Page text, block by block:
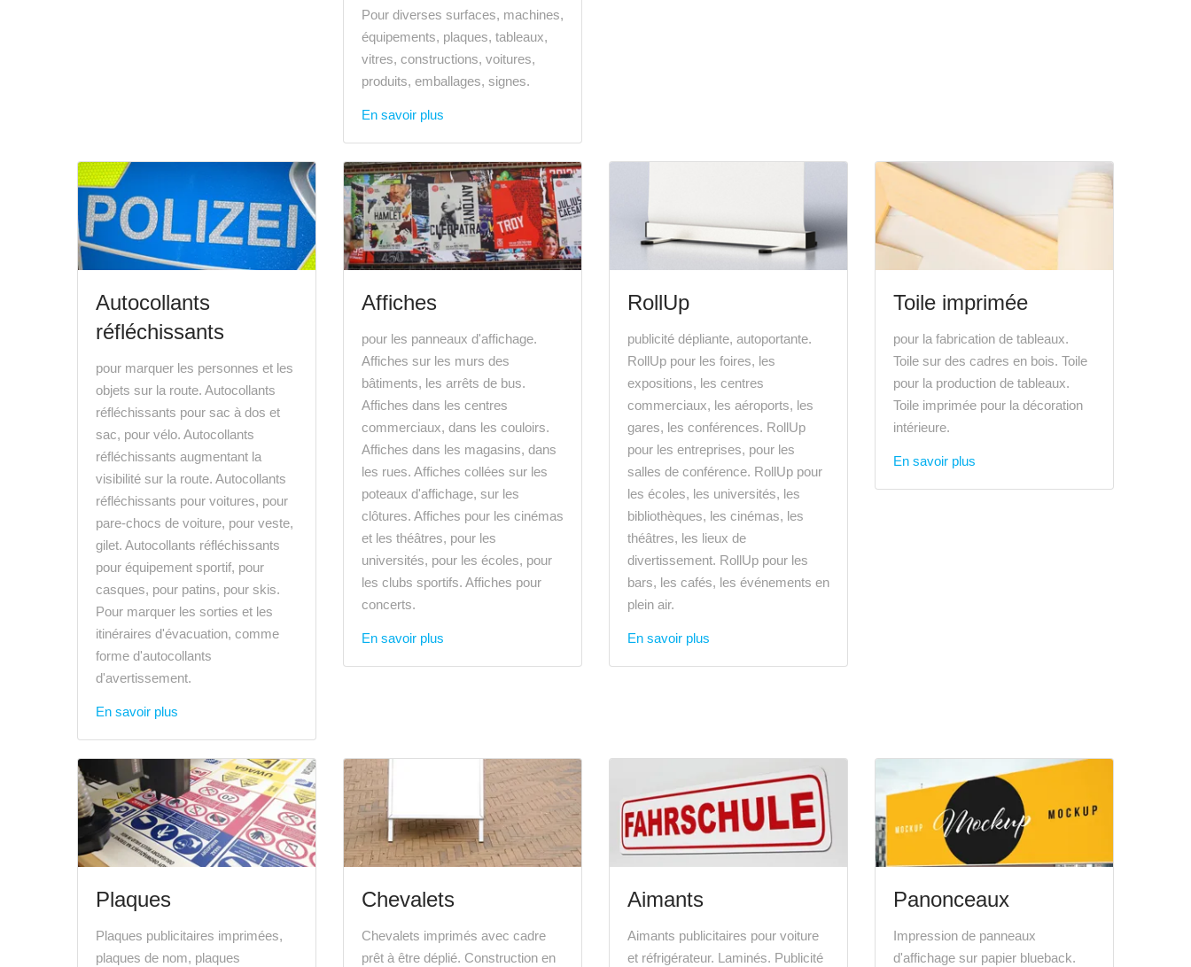
Pour diverses surfaces, machines,
équipements, plaques, tableaux,
vitres, constructions, voitures,
produits, emballages, signes.
En savoir plus
Autocollants
réfléchissants
pour marquer les personnes et les
objets sur la route. Autocollants
réfléchissants pour sac à dos et
sac, pour vélo. Autocollants
réfléchissants augmentant la
visibilité sur la route. Autocollants
réfléchissants pour voitures, pour
pare-chocs de voiture, pour veste,
gilet. Autocollants réfléchissants
pour équipement sportif, pour
casques, pour patins, pour skis.
Pour marquer les sorties et les
itinéraires d'évacuation, comme
forme d'autocollants
d'avertissement.
En savoir plus
Affiches
pour les panneaux d'affichage.
Affiches sur les murs des
bâtiments, les arrêts de bus.
Affiches dans les centres
commerciaux, dans les couloirs.
Affiches dans les magasins, dans
les rues. Affiches collées sur les
poteaux d'affichage, sur les
clôtures. Affiches pour les cinémas
et les théâtres, pour les
universités, pour les écoles, pour
les clubs sportifs. Affiches pour
concerts.
En savoir plus
RollUp
publicité dépliante, autoportante.
RollUp pour les foires, les
expositions, les centres
commerciaux, les aéroports, les
gares, les conférences. RollUp
pour les entreprises, pour les
salles de conférence. RollUp pour
les écoles, les universités, les
bibliothèques, les cinémas, les
théâtres, les lieux de
divertissement. RollUp pour les
bars, les cafés, les événements en
plein air.
En savoir plus
Toile imprimée
pour la fabrication de tableaux.
Toile sur des cadres en bois. Toile
pour la production de tableaux.
Toile imprimée pour la décoration
intérieure.
En savoir plus
Plaques
Plaques publicitaires imprimées,
plaques de nom, plaques
Chevalets
Chevalets imprimés avec cadre
prêt à être déplié. Construction en
Aimants
Aimants publicitaires pour voiture
et réfrigérateur. Laminés. Publicité
Panonceaux
Impression de panneaux
d'affichage sur papier blueback.